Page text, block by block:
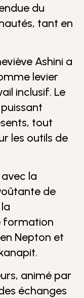
du
tant en
Ashini a
levier
inclusif. Le
tout
les outils de
avec la
de
formation
Nepton et
animé par
échanges